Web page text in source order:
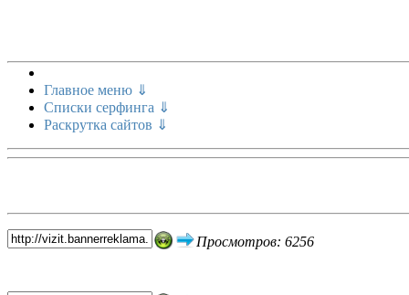
Главное меню ⇓
Списки серфинга ⇓
Раскрутка сайтов ⇓
Просмотров: 6256